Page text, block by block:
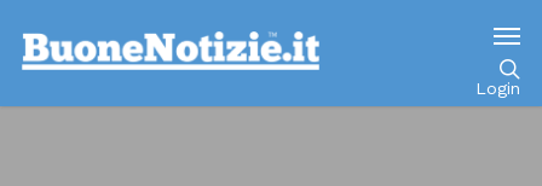
Login
Go to mobile version